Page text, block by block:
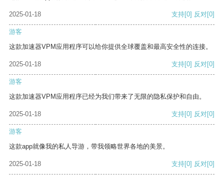
2025-01-18 支持[0] 反对[0]
游客
这款加速器VPM应用程序可以给你提供全球覆盖和最高安全性的连接。
2025-01-18 支持[0] 反对[0]
游客
这款加速器VPM应用程序已经为我们带来了无限的隐私保护和自由。
2025-01-18 支持[0] 反对[0]
游客
这款app就像我的私人导游，带我领略世界各地的美景。
2025-01-18 支持[0] 反对[0]